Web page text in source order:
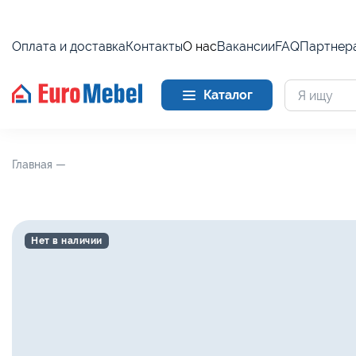
Оплата и доставкаКонтактыО насВакансииFAQ
Каталог
Главная —
Нет в наличии